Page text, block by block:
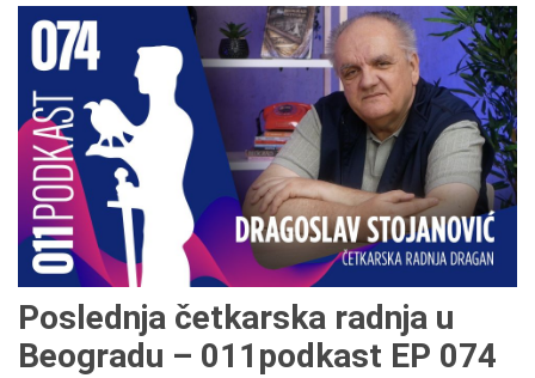
Poslednja četkarska radnja u
Beogradu – 011podkast EP 074